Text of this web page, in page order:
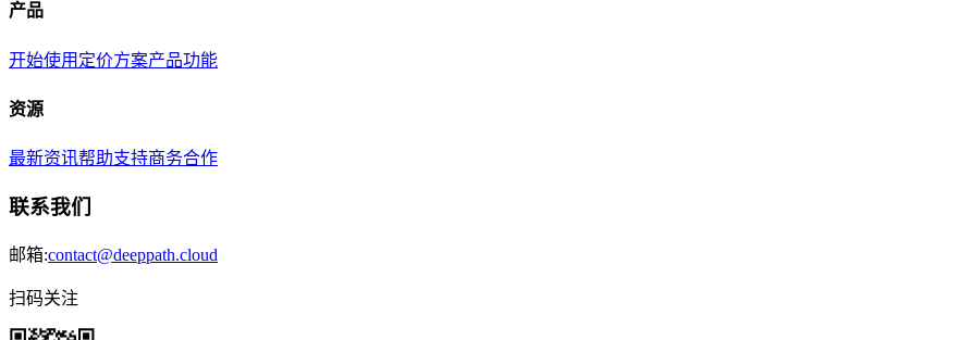
产品
开始使用 定价方案产品功能
资源
最新资讯帮助支持商务合作
联系我们
邮箱:contact@deeppath.cloud
扫码关注